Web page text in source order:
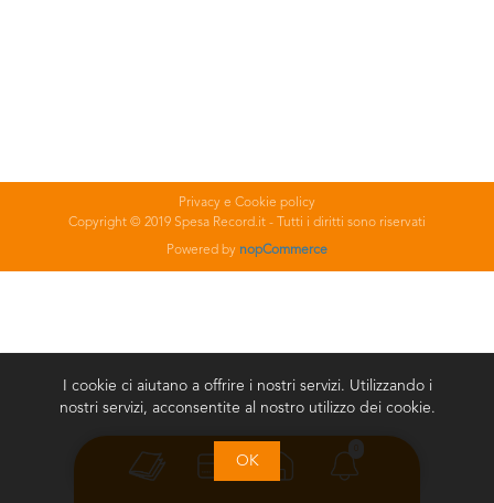
Privacy e Cookie policy
Copyright © 2019 Spesa Record.it - Tutti i diritti sono riservati
Powered by nopCommerce
I cookie ci aiutano a offrire i nostri servizi. Utilizzando i
nostri servizi, acconsentite al nostro utilizzo dei cookie.
OK